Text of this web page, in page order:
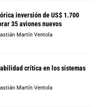
inversión de US$ 1.700
35 aviones nuevos
Martín Ventola
crítica en los sistemas
Martín Ventola